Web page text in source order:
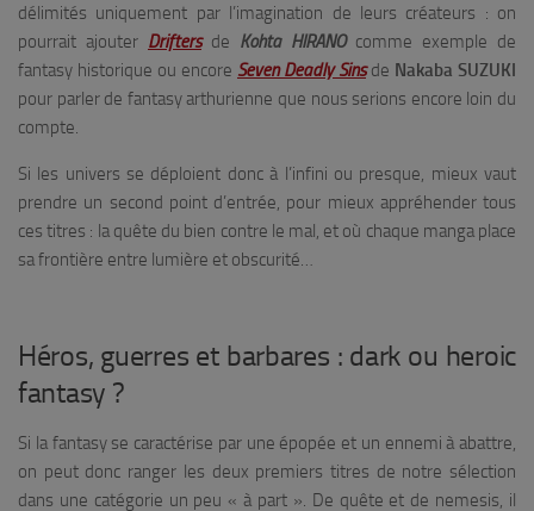
délimités uniquement par l’imagination de leurs créateurs : on
pourrait ajouter Driftersde Kohta HIRANOcomme exemple de
fantasy historique ou encore Seven Deadly Sinsde Nakaba SUZUKI
pour parler de fantasy arthurienne que nous serions encore loin du
compte.
Si les univers se déploient donc à l’infini ou presque, mieux vaut
prendre un second point d’entrée, pour mieux appréhender tous
ces titres : la quête du bien contre le mal, et où chaque manga place
sa frontière entre lumière et obscurité…
Héros, guerres et barbares : dark ou heroic
fantasy ?
Si la fantasy se caractérise par une épopée et un ennemi à abattre,
on peut donc ranger les deux premiers titres de notre sélection
dans une catégorie un peu « à part ». De quête et de nemesis, il